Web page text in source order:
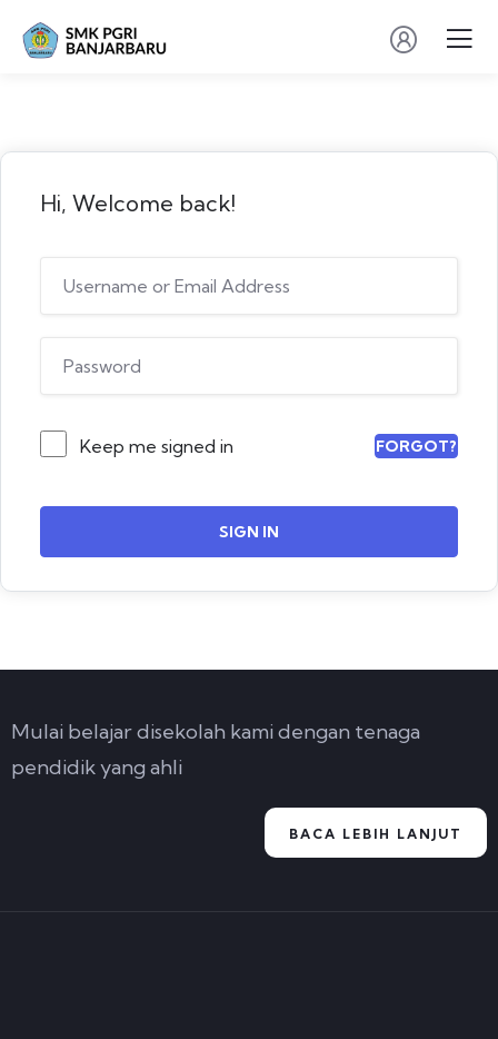
Hi, Welcome back!
Keep me signed in FORGOT?
SIGN IN
Mulai belajar disekolah kami dengan tenaga
pendidik yang ahli
BACA LEBIH LANJUT